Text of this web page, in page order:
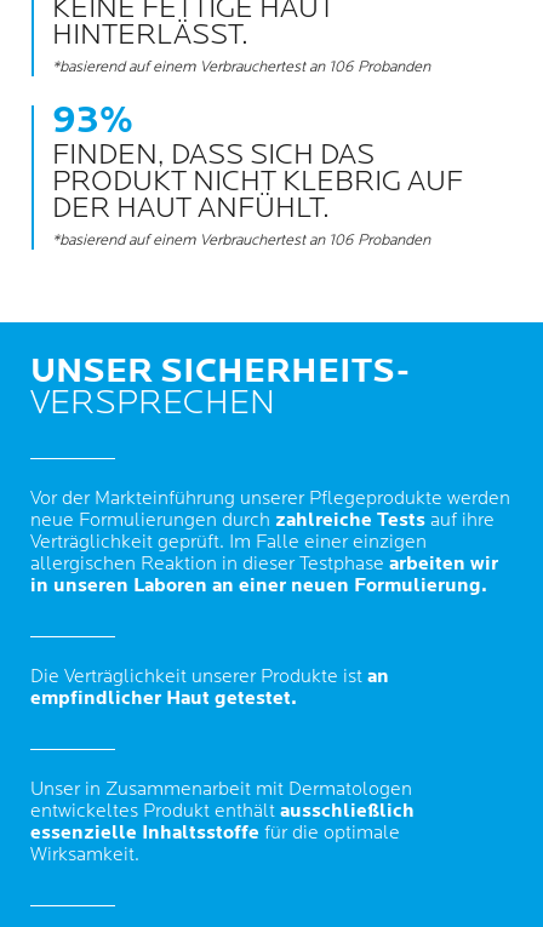
KEINE FETTIGE HAUT
HINTERLÄSST.
*basierend auf einem Verbrauchertest an 106 Probanden
93%
FINDEN, DASS SICH DAS
PRODUKT NICHT KLEBRIG AUF
DER HAUT ANFÜHLT.
*basierend auf einem Verbrauchertest an 106 Probanden
UNSER SICHERHEITS-
VERSPRECHEN
Vor der Markteinführung unserer Pflegeprodukte werden
neue Formulierungen durch zahlreiche Tests auf ihre
Verträglichkeit geprüft. Im Falle einer einzigen
allergischen Reaktion in dieser Testphase arbeiten wir
in unseren Laboren an einer neuen Formulierung.
Die Verträglichkeit unserer Produkte ist an
empfindlicher Haut getestet.
Unser in Zusammenarbeit mit Dermatologen
entwickeltes Produkt enthält ausschließlich
essenzielle Inhaltsstoffe für die optimale
Wirksamkeit.